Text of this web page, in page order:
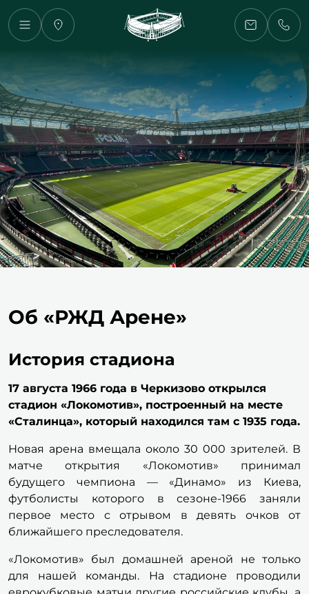
Аренда
Аренда
полей
Концерты
и
фестивали
Ледовый
Занятия
спортом
Организация
Новости
Об
«РЖД
Арене»
Об «РЖД Арене»
История стадиона
17 августа 1966 года в Черкизово открылся
стадион «Локомотив», построенный на месте
«Сталинца», который находился там с 1935 года.
Новая арена вмещала около 30 000 зрителей. В
матче открытия «Локомотив» принимал
будущего чемпиона — «Динамо» из Киева,
футболисты которого в сезоне-1966 заняли
первое место с отрывом в девять очков от
ближайшего преследователя.
«Локомотив» был домашней ареной не только
для нашей команды. На стадионе проводили